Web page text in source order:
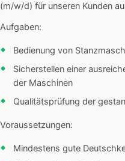
(m/w/d) für unseren Kunden
Aufgaben:
Bedienung von
Sicherstellen einer
der Maschinen
Qualitätsprüfung der
Voraussetzungen:
Mindestens gute